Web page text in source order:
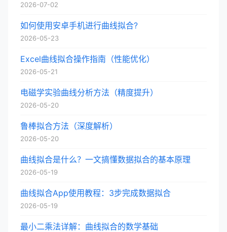
2026-07-02
如何使用安卓手机进行曲线拟合?
2026-05-23
Excel曲线拟合操作指南（性能优化）
2026-05-21
电磁学实验曲线分析方法（精度提升）
2026-05-20
鲁棒拟合方法（深度解析）
2026-05-20
曲线拟合是什么？一文搞懂数据拟合的基本原理
2026-05-19
曲线拟合App使用教程：3步完成数据拟合
2026-05-19
最小二乘法详解：曲线拟合的数学基础